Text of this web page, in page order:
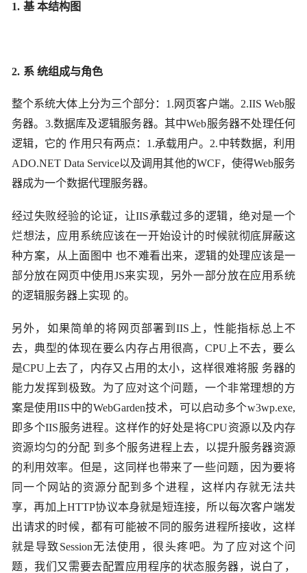
1. 基 本结构图
2. 系 统组成与角色
整个系统大体上分为三个部分： 1. 网页客户端。 2.IIS Web服
务器。 3.数据库及逻辑服务器。其中Web服务器不处理任何
逻辑，它的 作用只有两点： 1.承载用户。2.中转数据，利用
ADO.NET Data Service以及调用其他的WCF，使得Web服务
器成为一个数据代理服务器。
经过失败经验的论证，让IIS承载过多的逻辑，绝对是一个
烂想法，应用系统应该在一开始设计的时候就彻底屏蔽这
种方案，从上面图中 也不难看出来，逻辑的处理应该是一
部分放在网页中使用 JS来实现，另外一部分放在应用系统
的逻辑服务器上实现 的。
另外，如果简单的将网页部署到IIS 上，性能指标总上不
去，典型的体现在要么内存占用很高，CPU 上不去，要么
是CPU 上去了，内存又占用的太小，这样很难将服 务器的
能力发挥到极致。为了应对这个问题，一个非常理想的方
案是使用IIS中的WebGarden技术，可以启动多个w3wp.exe,
即多个IIS服务进程。这样作的好处是将CPU资源以及内存
资源均匀的分配 到多个服务进程上去，以提升服务器资源
的利用效率。但是，这同样也带来了一些问题，因为要将
同一个网站的资源分配到多个进程，这样内存就无法共
享，再加上HTTP协议本身就是短连接，所以每次客户端发
出请求的时候，都有可能被不同的服务进程所接收，这样
就是导致Session无法使用，很头疼吧。为了应对这个问
题，我们又需要去配置应用程序的状态服务器，说白了，